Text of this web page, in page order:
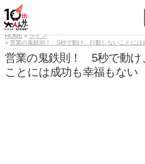
HOME
ライフ
営業の鬼鉄則！ 5秒で動け、行動しないことには
営業の鬼鉄則！ 5秒で動け
ことには成功も幸福もない